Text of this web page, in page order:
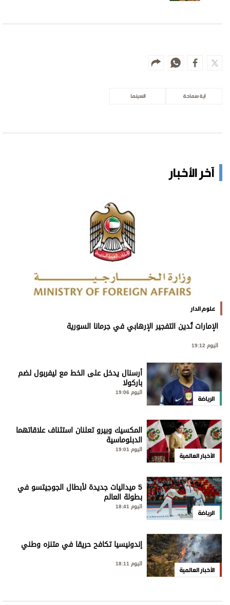
آية سماحة السينما
آخر الأخبار
علوم الدار
الإمارات تُدين التفجير الإرهابي في جرمانا السورية
اليوم 19:12
الرياضة
أرسنال يدخل على الخط مع ليفربول لضم
باركولا
اليوم 19:06
الأخبار العالمية
المكسيك وبيرو تعلنان استئناف علاقاتهما
الدبلوماسية
اليوم 19:01
الرياضة
5 ميداليات جديدة لأبطال الجوجيتسو في
بطولة العالم
اليوم 18:41
الأخبار العالمية
إندونيسيا تكافح حريقا في متنزه وطني
اليوم 18:11